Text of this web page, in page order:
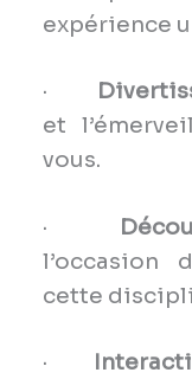
expérience
·
et
vous.
·
l’occasion
cette
·